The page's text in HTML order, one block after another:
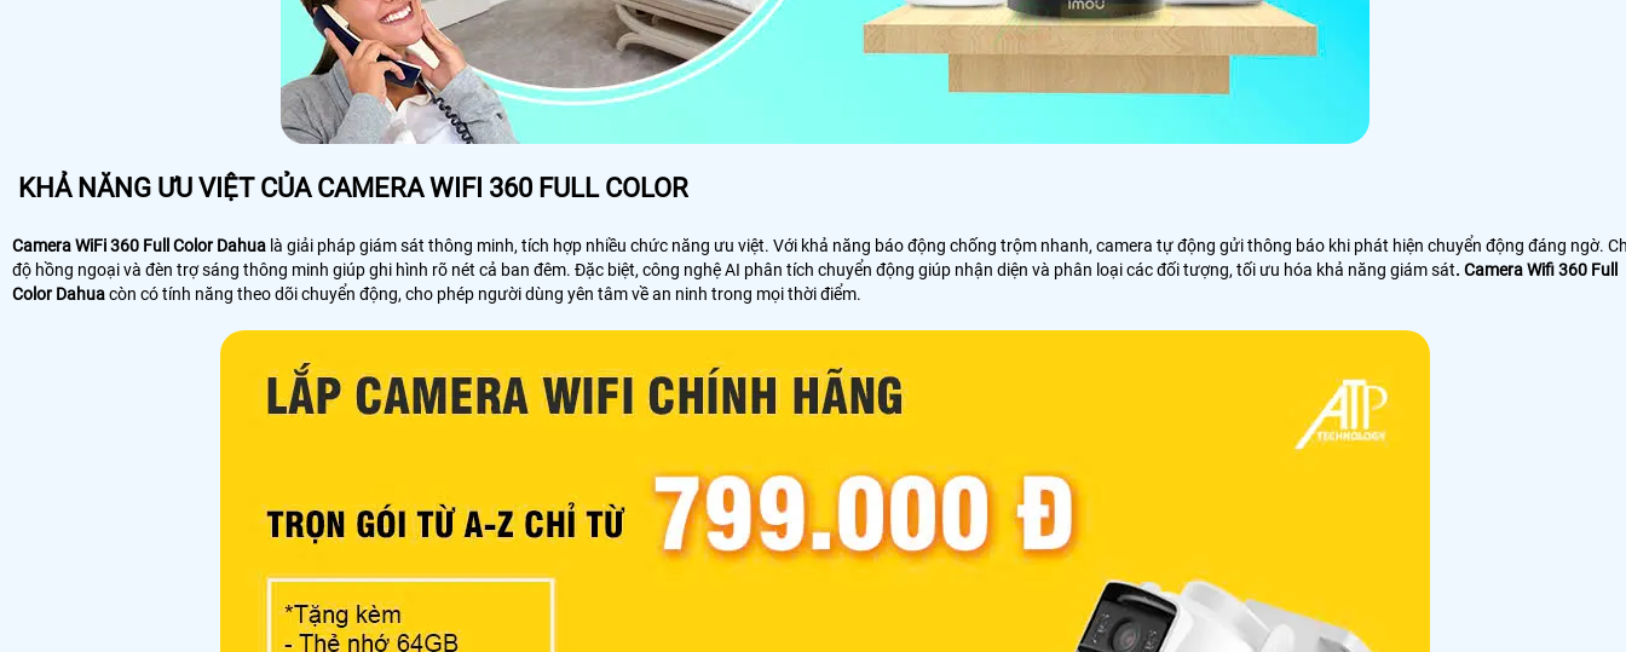
KHẢ NĂNG ƯU VIỆT CỦA CAMERA WIFI 360 FULL COLOR
Camera WiFi 360 Full Color Dahua là giải pháp giám sát thông minh, tích hợp nhiều chức năng ưu việt. Với khả năng báo động chống trộm nhanh, camera tự động gửi thông báo khi phát hiện chuyển động đáng ngờ.
độ hồng ngoại và đèn trợ sáng thông minh giúp ghi hình rõ nét cả ban đêm. Đặc biệt, công nghệ AI phân tích chuyển động giúp nhận diện và phân loại các đối tượng, tối ưu hóa khả năng giám sát. Camera Wifi 360 Full
Color Dahuacòn có tính năng theo dõi chuyển động, cho phép người dùng yên tâm về an ninh trong mọi thời điểm.